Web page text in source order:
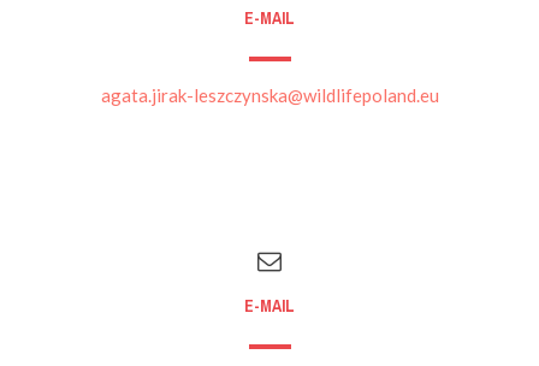
E-MAIL
agata.jirak-leszczynska@wildlifepoland.eu
E-MAIL